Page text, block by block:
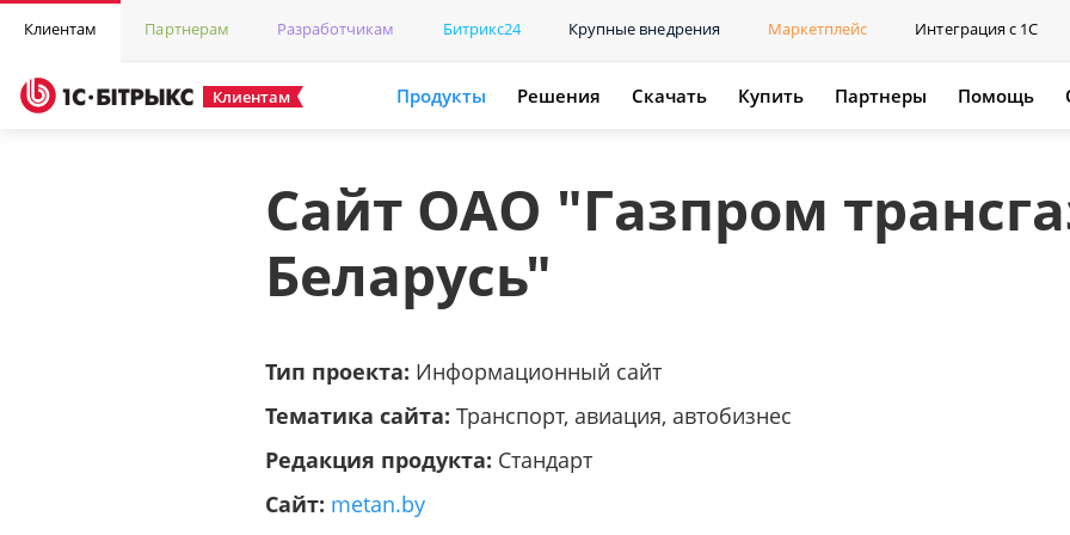
Клиентам Партнерам Разработчикам Битрикс24 Крупные внедрения Маркетплейс Интеграция с 1С
Клиентам Продукты Решения Скачать Купить Партнеры Помощь
Сайт ОАО "Газпром
Беларусь"
Тип проекта: Информационный сайт
Тематика сайта: Транспорт, авиация, автобизнес
Редакция продукта: Стандарт
Сайт: metan.by